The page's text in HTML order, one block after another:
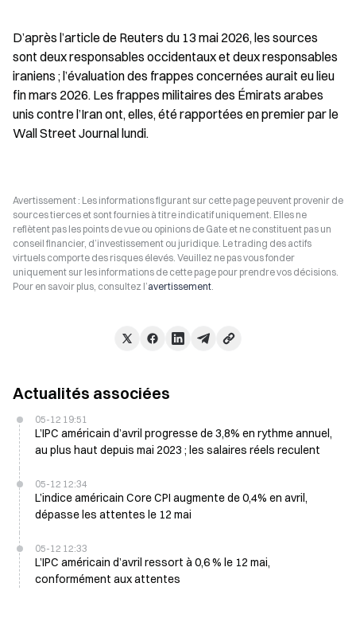
D’après l’article de Reuters du 13 mai 2026, les sources
sont deux responsables occidentaux et deux responsables
iraniens ; l’évaluation des frappes concernées aurait eu lieu
fin mars 2026. Les frappes militaires des Émirats arabes
unis contre l’Iran ont, elles, été rapportées en premier par le
Wall Street Journal lundi.
Avertissement : Les informations figurant sur cette page peuvent provenir de
sources tierces et sont fournies à titre indicatif uniquement. Elles ne
reflètent pas les points de vue ou opinions de Gate et ne constituent pas un
conseil financier, d’investissement ou juridique. Le trading des actifs
virtuels comporte des risques élevés. Veuillez ne pas vous fonder
uniquement sur les informations de cette page pour prendre vos décisions.
Pour en savoir plus, consultez l’avertissement.
Actualités associées
05-12 19:51
L’IPC américain d’avril progresse de 3,8% en rythme annuel,
au plus haut depuis mai 2023 ; les salaires réels reculent
05-12 12:34
L’indice américain Core CPI augmente de 0,4% en avril,
dépasse les attentes le 12 mai
05-12 12:33
L’IPC américain d’avril ressort à 0,6 % le 12 mai,
conformément aux attentes